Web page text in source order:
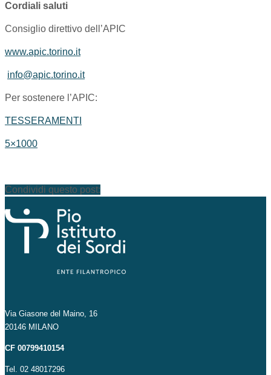
Cordiali saluti
Consiglio direttivo dell’APIC
www.apic.torino.it
info@apic.torino.it
Per sostenere l’APIC:
TESSERAMENTI
5×1000
Condividi questo post:
Via Giasone del Maino, 16
20146 MILANO
CF 00799410154
Tel. 02 48017296